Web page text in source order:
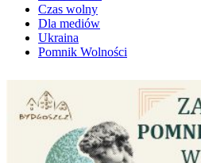
Czas wolny
Dla mediów
Ukraina
Pomnik Wolności